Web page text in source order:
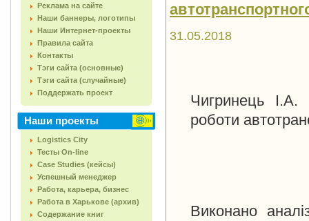
Реклама на сайте
Наши баннеры, логотипы
Наши Интернет-проекты
Правила сайта
Контакты
Тэги сайта (основные)
Тэги сайта (случайные)
Поддержать проект
Наши проекты
Logistics City
Тесты On-line
Case Studies (кейсы)
Успешный менеджер
Работа, карьера, бизнес
Работа в Харькове (архив)
Содержание книг
31.05.2018
Чигринець І.А.
роботи
Виконано